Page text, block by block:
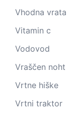
Vhodna vrata
Vitamin c
Vodovod
Vraščen noht
Vrtne hiške
Vrtni traktor